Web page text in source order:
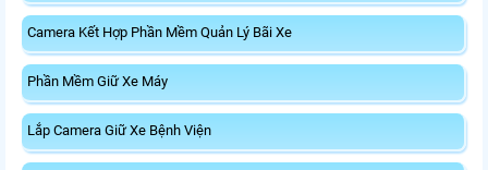
Camera Kết Hợp Phần Mềm Quản Lý Bãi Xe
Phần Mềm Giữ Xe Máy
Lắp Camera Giữ Xe Bệnh Viện